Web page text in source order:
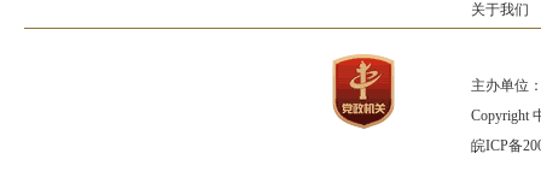
关于我们
主办单位
Copyright
皖ICP备